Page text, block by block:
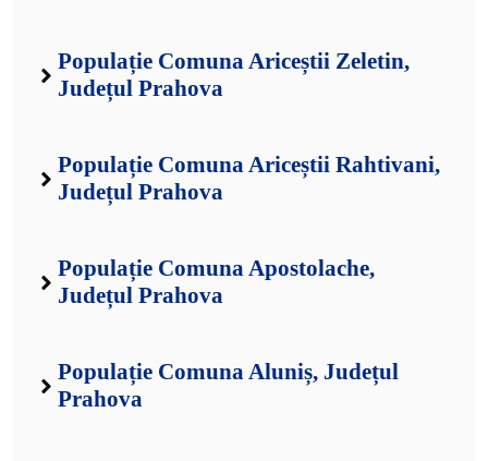
Populație Comuna Ariceștii Zeletin,
Județul Prahova
Populație Comuna Ariceștii Rahtivani,
Județul Prahova
Populație Comuna Apostolache,
Județul Prahova
Populație Comuna Aluniș, Județul
Prahova